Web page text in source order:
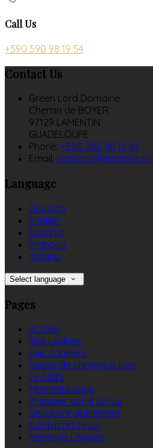
Call Us
+590 590 98 19 54
Contact Us
Green Lord Domaine
Chemin de BOYER
97129 LAMENTIN
GUADELOUPE
Phone: +590 590 98 19 54
Email:
Language
Deutsch
English
Español
Français
Italiano
Select language
Pages
Accueil
Nos Lodges
Avis convives
Séjour de charme & luxe
Le Gild's
Moments cosy
Préparer votre séjour
Découvrir autrement
Contactez Nous
Mentions Légales